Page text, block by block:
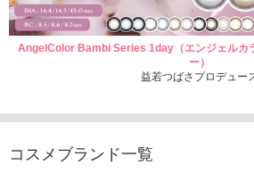
AngelColor Bambi Series 1day（エンジェルカ
ー）
益若つばさプロデュー
コスメブランド一覧